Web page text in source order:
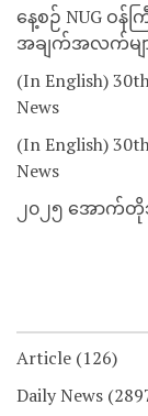
နေ့စဉ် NUG ဝန်
အချက်အလက်မျာ
(In English)
News
(In English)
News
၂၀၂၅ အောက်
Article (126)
Daily News